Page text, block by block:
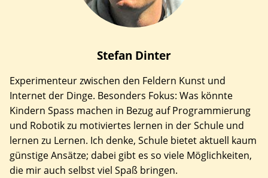
Stefan Dinter
Experimenteur zwischen den Feldern Kunst und
Internet der Dinge. Besonders Fokus: Was könnte
Kindern Spass machen in Bezug auf Programmierung
und Robotik zu motiviertes lernen in der Schule und
lernen zu Lernen. Ich denke, Schule bietet aktuell kaum
günstige Ansätze; dabei gibt es so viele Möglichkeiten,
die mir auch selbst viel Spaß bringen.